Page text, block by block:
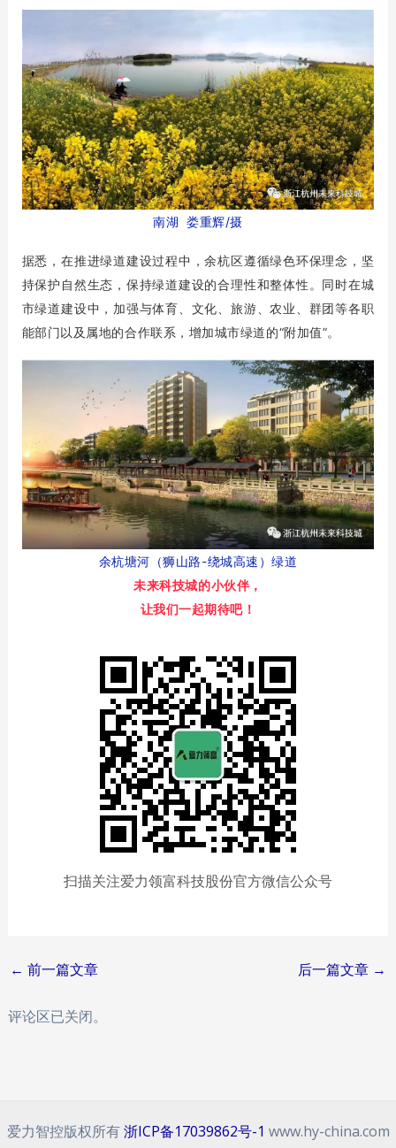
南湖 娄重辉/摄
据悉，在推进绿道建设过程中，余杭区遵循绿色环保理念，坚
持保护自然生态，保持绿道建设的合理性和整体性。同时在城
市绿道建设中，加强与体育、文化、旅游、农业、群团等各职
能部门以及属地的合作联系，增加城市绿道的“附加值”。
余杭塘河（狮山路-绕城高速）绿道
未来科技城的小伙伴，
让我们一起期待吧！
扫描关注爱力领富科技股份官方微信公众号
Post
← 前一篇文章 后一篇文章 →
评论区已关闭。
爱力智控版权所有浙ICP备17039862号-1 www.hy-china.com